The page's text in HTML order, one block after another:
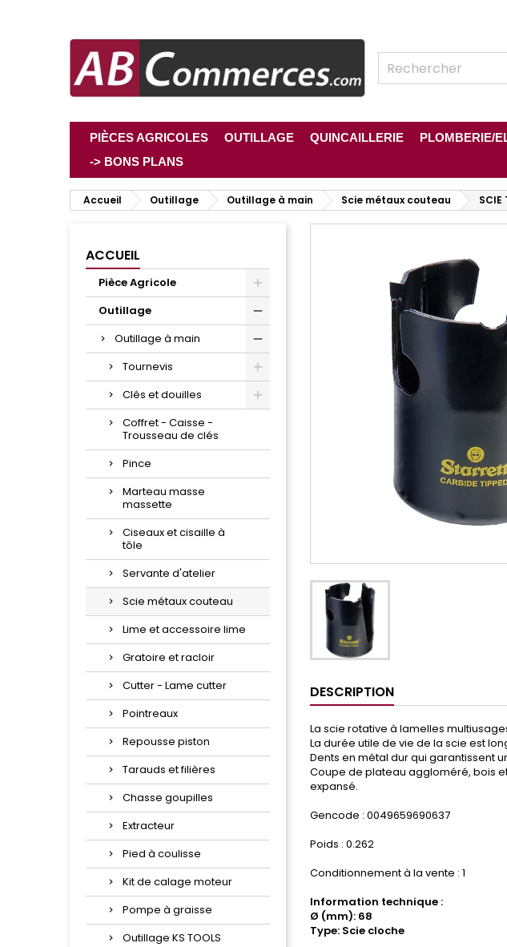
PIÈCES AGRICOLES OUTILLAGE QUINCAILLERIE PLOMBERIE/
-> BONS PLANS
Accueil Outillage Outillage à main Scie métaux couteau SCIE
ACCUEIL
Pièce Agricole
Outillage
Outillage à main
Tournevis
Clés et douilles
Coffret - Caisse -
Trousseau de clés
Pince
Marteau masse
massette
Ciseaux et cisaille à
tôle
Servante d'atelier
Scie métaux couteau
Lime et accessoire lime
Gratoire et racloir
Cutter - Lame cutter
Pointreaux
Repousse piston
Tarauds et filières
Chasse goupilles
Extracteur
Pied à coulisse
Kit de calage moteur
Pompe à graisse
Outillage KS TOOLS
DESCRIPTION
La scie rotative à lamelles
La durée utile de vie de la scie est
Dents en métal dur qui garantissent
Coupe de plateau aggloméré, bois
expansé.
Gencode : 0049659690637
Poids : 0.262
Conditionnement à la vente : 1
Information technique :
Ø (mm): 68
Type: Scie cloche